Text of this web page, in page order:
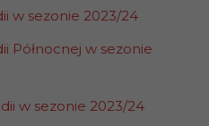
w sezonie 2023/24
Północnej w sezonie
w sezonie 2023/24